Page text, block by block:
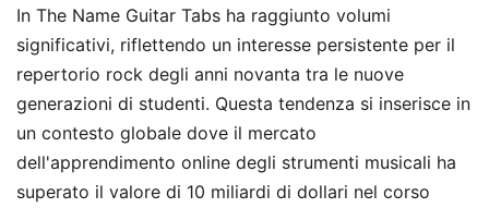
In The Name Guitar Tabs ha raggiunto volumi
significativi, riflettendo un interesse persistente per il
repertorio rock degli anni novanta tra le nuove
generazioni di studenti. Questa tendenza si inserisce in
un contesto globale dove il mercato
dell'apprendimento online degli strumenti musicali ha
superato il valore di 10 miliardi di dollari nel corso